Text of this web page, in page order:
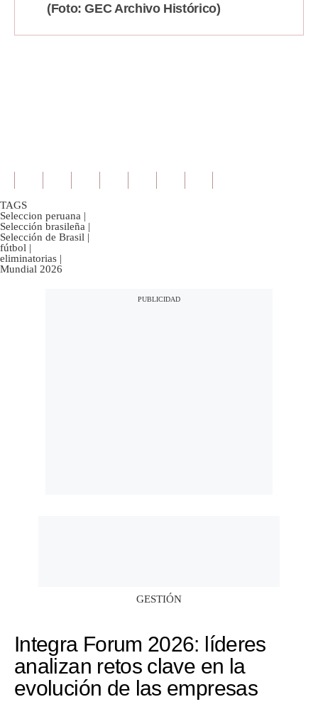
(Foto: GEC Archivo Histórico)
TAGS
Seleccion peruana |
Selección brasileña |
Selección de Brasil |
fútbol |
eliminatorias |
Mundial 2026